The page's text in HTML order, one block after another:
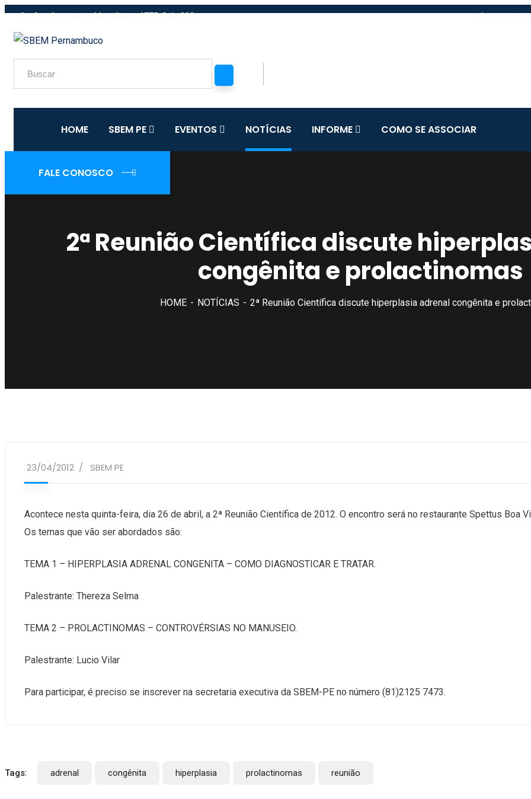
Av. Gov. Agamenon Magalhaes, 4775, Sala 302
HOME SBEM PE EVENTOS NOTÍCIAS INFORME COMO SE ASSOCIAR
FALE CONOSCO
2ª Reunião Científica discute
congênita e prolactinomas
HOME NOTÍCIAS 2ª Reunião Científica discute hiperplasia adrenal congênita e
23/04/2012 SBEM PE
Acontece nesta quinta-feira, dia 26 de abril, a 2ª Reunião Científica de 2012. O encontro será no restaurante Spettus Boa
Os temas que vão ser abordados são:
TEMA 1 – HIPERPLASIA ADRENAL CONGENITA – COMO DIAGNOSTICAR E TRATAR.
Palestrante: Thereza Selma
TEMA 2 – PROLACTINOMAS – CONTROVÉRSIAS NO MANUSEIO.
Palestrante: Lucio Vilar
Para participar, é preciso se inscrever na secretaria executiva da SBEM-PE no número (81)2125 7473.
Tags: adrenal congênita hiperplasia prolactinomas reunião